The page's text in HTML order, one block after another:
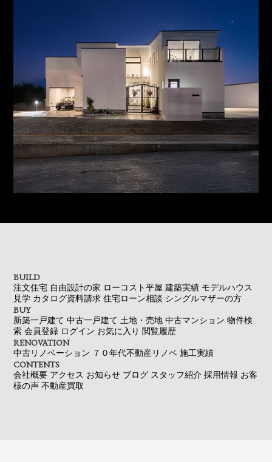
BUILD
注文住宅 自由設計の家 ローコスト平屋 建築実績 モデルハウス
見学 カタログ資料請求 住宅ローン相談 シングルマザーの方
BUY
新築一戸建て 中古一戸建て 土地・売地 中古マンション 物件検
索 会員登録 ログイン お気に入り 閲覧履歴
RENOVATION
中古リノベーション ７０年代不動産リノベ 施工実績
CONTENTS
会社概要 アクセス お知らせ ブログ スタッフ紹介 採用情報 お客
様の声 不動産買取